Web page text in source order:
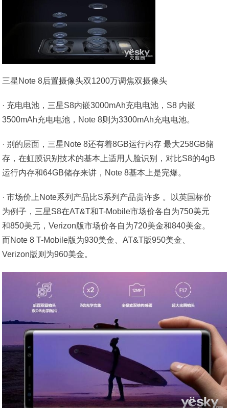
三星Note 8后置摄像头双1200万调焦双摄像头
· 充电电池，三星S8内嵌3000mAh充电电池，S8 内嵌
3500mAh充电电池，Note 8则为3300mAh充电电池。
· 别的层面，三星Note 8还有着8GB运行内存 最大258GB储
存，在虹膜识别技术的基本上适用人脸识别，对比S8的4gB
运行内存和64GB储存来讲，Note 8基本上是完爆。
· 市场价上Note系列产品比S系列产品贵许多 。以英国标价
为例子，三星S8在AT&T和T-Mobile市场价各自为750美元
和850美元，Verizon版市场价各自为720美金和840美金。
而Note 8 T-Mobile版为930美金、AT&T版950美金、
Verizon版则为960美金。